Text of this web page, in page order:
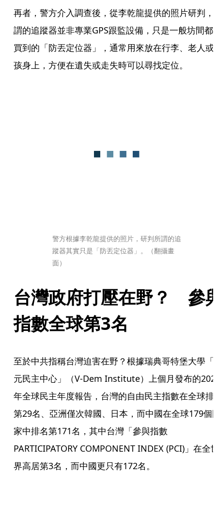
再者，警方介入調查後，從李乾龍提供的照片研判，
謂的追蹤器並非專業GPS跟監設備，只是一般坊間都
買到的「防丟定位器」，通常用來放在行李、老人或
孩身上，方便在遺失或走失時可以尋找定位。
警方根據李乾龍提供的照片，研判所謂的追
蹤器其實只是「防丟定位器」。（翻攝畫
面）
台灣政府打壓在野？　參
指數全球第3名
至於中共指稱台灣迫害在野？根據瑞典哥特堡大學「
元民主中心」（V-Dem Institute）上個月發布的
年全球民主年度報告，台灣的自由民主指數在全球排
第29名、亞洲僅次韓國、日本，而中國在全球179個
家中排名第171名，其中台灣「參與指數
PARTICIPATORY COMPONENT INDEX (PCI)」在全
界高居第3名，而中國更只有172名。